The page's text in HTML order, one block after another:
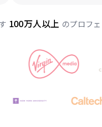
100万人以上 のプロフ